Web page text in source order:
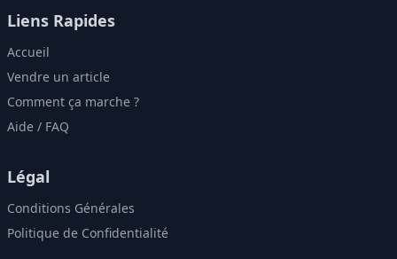
Liens Rapides
Accueil
Vendre un article
Comment ça marche ?
Aide / FAQ
Légal
Conditions Générales
Politique de Confidentialité